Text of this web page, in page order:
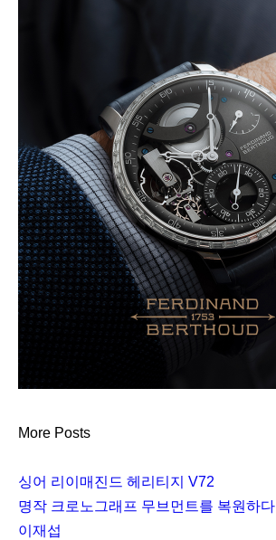
More Posts
싱어 리이매진드 헤리티지 V72
명작 크로노그래프 무브먼트를 복원하다
이재섭